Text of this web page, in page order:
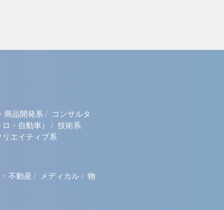
商品開発系/ コンサルタ
・自動車） / 技術系
リエイティブ系
不動産 / メディカル / 物